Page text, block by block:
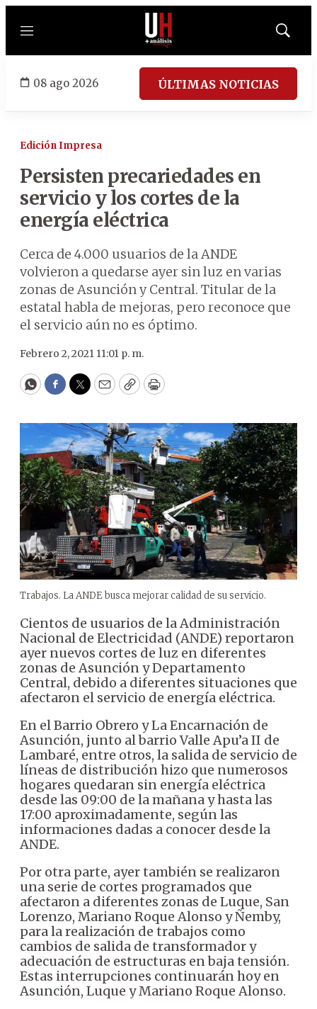
Menú
Mostrar
08 ago 2026 ÚLTIMAS NOTICIAS
Edición Impresa
Persisten precariedades en
servicio y los cortes de la
energía eléctrica
Cerca de 4.000 usuarios de la ANDE
volvieron a quedarse ayer sin luz en varias
zonas de Asunción y Central. Titular de la
estatal habla de mejoras, pero reconoce que
el servicio aún no es óptimo.
Febrero 2, 2021 11:01 p. m.
WhatsApp
Facebook
Twitter
EmailCopyPrint
Trabajos. La ANDE busca mejorar calidad de su servicio.
Cientos de usuarios de la Administración
Nacional de Electricidad (ANDE) reportaron
ayer nuevos cortes de luz en diferentes
zonas de Asunción y Departamento
Central, debido a diferentes situaciones que
afectaron el servicio de energía eléctrica.
En el Barrio Obrero y La Encarnación de
Asunción, junto al barrio Valle Apu’a II de
Lambaré, entre otros, la salida de servicio de
líneas de distribución hizo que numerosos
hogares quedaran sin energía eléctrica
desde las 09:00 de la mañana y hasta las
17:00 aproximadamente, según las
informaciones dadas a conocer desde la
ANDE.
Por otra parte, ayer también se realizaron
una serie de cortes programados que
afectaron a diferentes zonas de Luque, San
Lorenzo, Mariano Roque Alonso y Ñemby,
para la realización de trabajos como
cambios de salida de transformador y
adecuación de estructuras en baja tensión.
Estas interrupciones continuarán hoy en
Asunción, Luque y Mariano Roque Alonso.